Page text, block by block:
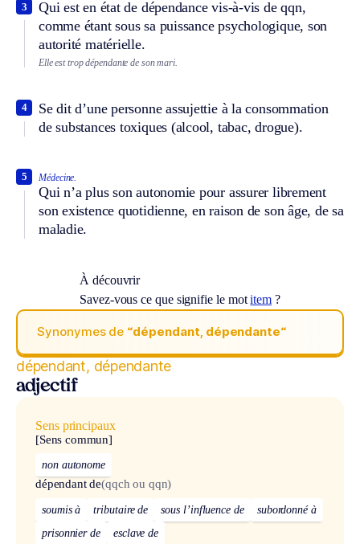
Qui est en état de dépendance vis-à-vis de qqn,
comme étant sous sa puissance psychologique, son
autorité matérielle.
3
Elle est trop dépendante de son mari.
Se dit d’une personne assujettie à la consommation
de substances toxiques (alcool, tabac, drogue).
4
Médecine.
Qui n’a plus son autonomie pour assurer librement
son existence quotidienne, en raison de son âge, de sa
maladie.
5
À découvrir
Savez-vous ce que signifie le motitem ?
Synonymes de “dépendant, dépendante“
dépendant, dépendante
adjectif
Sens principaux
[Sens commun]
non autonome
dépendant de(qqch ou qqn)
soumis à tributaire de sous l’influence de
subordonné à
prisonnier de
esclave de